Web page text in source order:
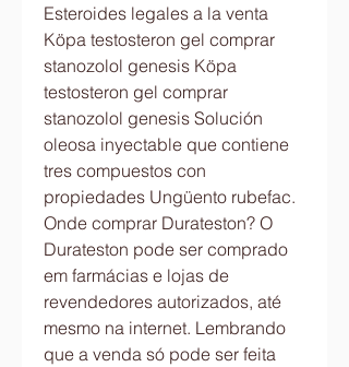
Esteroides legales a la venta
Köpa testosteron gel comprar
stanozolol genesis Köpa
testosteron gel comprar
stanozolol genesis Solución
oleosa inyectable que contiene
tres compuestos con
propiedades Ungüento rubefac.
Onde comprar Durateston? O
Durateston pode ser comprado
em farmácias e lojas de
revendedores autorizados, até
mesmo na internet. Lembrando
que a venda só pode ser feita